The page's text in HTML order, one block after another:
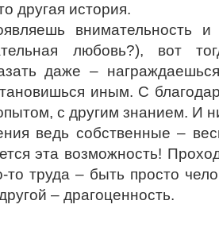
другая история.
внимательность и
любовь?), вот
даже –
иным. С
с другим знанием. И
ведь собственные –
эта возможность!
то труда – быть просто
– драгоценность.